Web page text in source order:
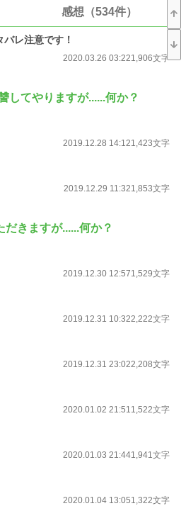
は、必死にアルビスにお願いする。けれど
ＪＫのすれ違いばかりの恋（？）物語です。
。
ので、そういうのが苦手な方は２部から読
感想（534件）
レ注意です！
2020.03.26 03:221,906文字
てやりますが......何か？
2019.12.28 14:121,423文字
2019.12.29 11:321,853文字
きますが......何か？
2019.12.30 12:571,529文字
2019.12.31 10:322,222文字
2019.12.31 23:022,208文字
2020.01.02 21:511,522文字
2020.01.03 21:441,941文字
2020.01.04 13:051,322文字